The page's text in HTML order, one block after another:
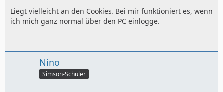
Liegt vielleicht an den Cookies. Bei mir funktioniert es, wenn
ich mich ganz normal über den PC einlogge.
Nino
Simson-Schüler